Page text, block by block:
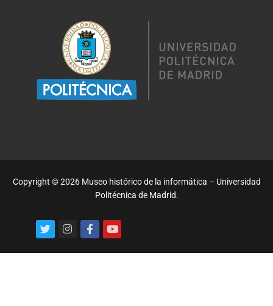
Copyright © 2026 Museo histórico de la informática – Universidad
Politécnica de Madrid.